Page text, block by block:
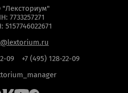
7733257271
5157746022671
09
+7 (495) 128-22-09